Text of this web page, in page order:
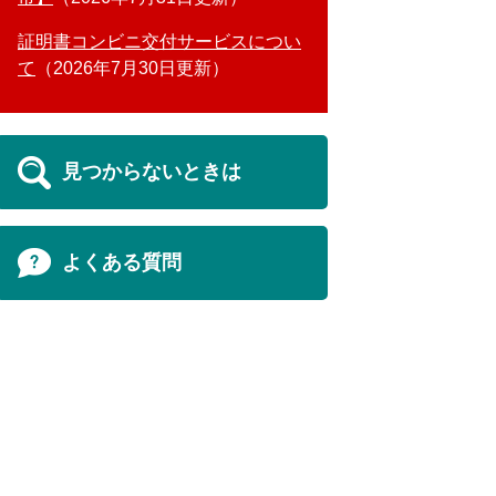
証明書コンビニ交付サービスについ
て
2026年7月30日更新
見つからないときは
よくある質問